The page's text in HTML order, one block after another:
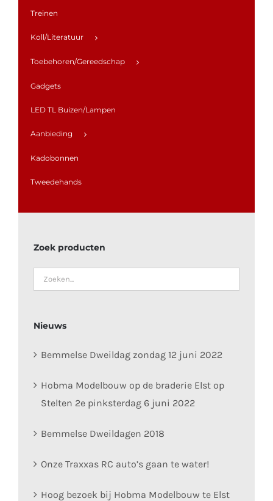
Treinen
Koll/Literatuur
Toebehoren/Gereedschap
Gadgets
LED TL Buizen/Lampen
Aanbieding
Kadobonnen
Tweedehands
Zoek producten
Nieuws
Bemmelse Dweildag zondag 12 juni 2022
Hobma Modelbouw op de braderie Elst op
Stelten 2e pinksterdag 6 juni 2022
Bemmelse Dweildagen 2018
Onze Traxxas RC auto’s gaan te water!
Hoog bezoek bij Hobma Modelbouw te Elst